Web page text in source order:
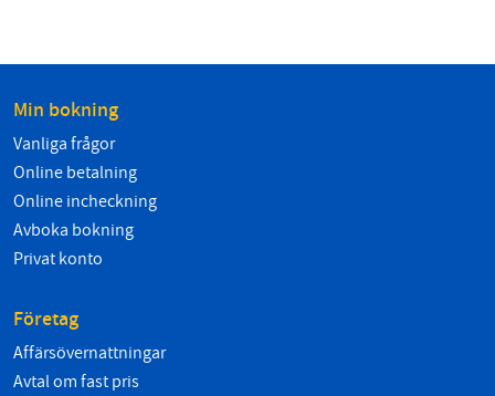
Min bokning
Vanliga frågor
Online betalning
Online incheckning
Avboka bokning
Privat konto
Företag
Affärsövernattningar
Avtal om fast pris